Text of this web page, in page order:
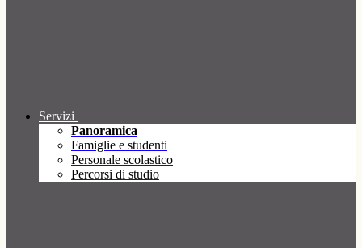
Servizi
Panoramica
Famiglie e studenti
Personale scolastico
Percorsi di studio